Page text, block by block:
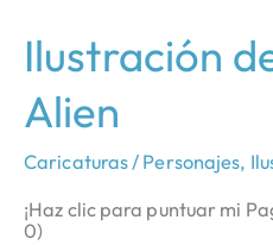
Ilustración
Alien
Caricaturas / Personajes,
¡Haz clic para puntuar mi
0)
Ilustración
Kurt
el
Alien